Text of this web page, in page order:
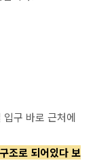
구 바로 근처에
조로 되어있다 보